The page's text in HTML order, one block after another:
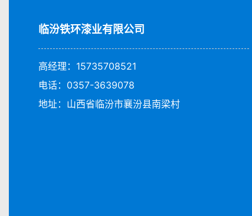
临汾铁环漆业有限公司
高经理：15735708521
电话：0357-3639078
地址：山西省临汾市襄汾县南梁村